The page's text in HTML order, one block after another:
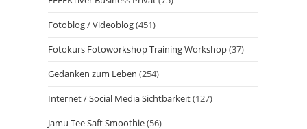
Fotoblog / Videoblog(451)
Fotokurs Fotoworkshop Training Workshop(37)
Gedanken zum Leben (254)
Internet / Social Media Sichtbarkeit(127)
Jamu Tee Saft Smoothie(56)